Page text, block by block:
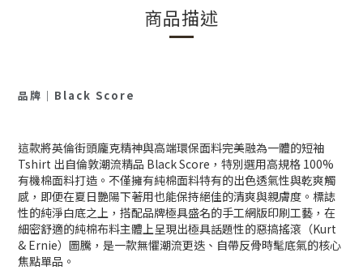
商品描述
品牌｜Black Score
這款將英倫街頭龐克精神與高端環保面料完美融為一體的短袖
Tshirt 出自倫敦潮流精品 Black Score，特別選用高規格 100%
有機棉面料打造。不僅擁有純棉面料特有的出色透氣性與乾爽觸
感，即便在夏日艷陽下著用也能保持絕佳的清爽與親膚度。標誌
性的純淨白底之上，搭配品牌極具盛名的手工網版印刷工藝，在
細密舒適的純棉布料主體上呈現出極具話題性的惡搞搖滾（Kurt
& Ernie）圖騰，是一款無懼潮流更迭、自帶反骨時髦底氣的核心
焦點單品。